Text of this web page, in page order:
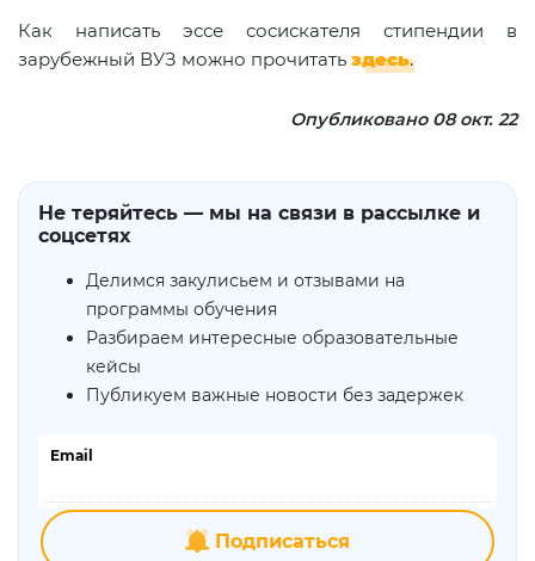
Как написать эссе сосискателя стипендии в
зарубежный ВУЗ можно прочитать здесь.
Опубликовано 08 окт. 22
Не теряйтесь — мы на связи в рассылке и
соцсетях
Делимся закулисьем и отзывами на
программы обучения
Разбираем интересные образовательные
кейсы
Публикуем важные новости без задержек
Email
Подписаться